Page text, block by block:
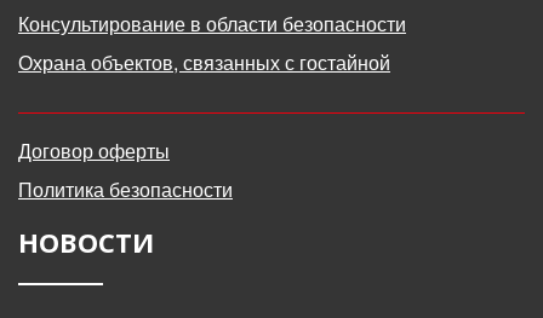
Консультирование в области безопасности
Охрана объектов, связанных с гостайной
Договор оферты
Политика безопасности
НОВОСТИ